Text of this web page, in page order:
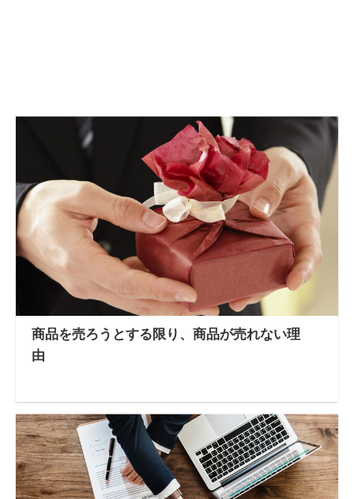
商品を売ろうとする限り、商品が売れない理
由